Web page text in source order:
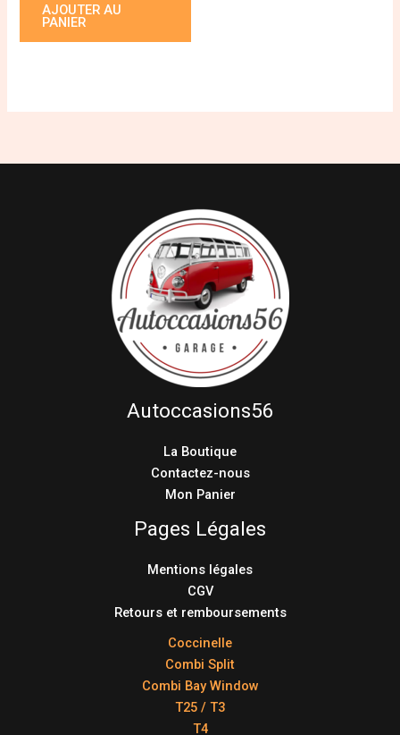
AJOUTER AU
PANIER
Autoccasions56
La Boutique
Contactez-nous
Mon Panier
Pages Légales
Mentions légales
CGV
Retours et remboursements
Coccinelle
Combi Split
Combi Bay Window
T25 / T3
T4